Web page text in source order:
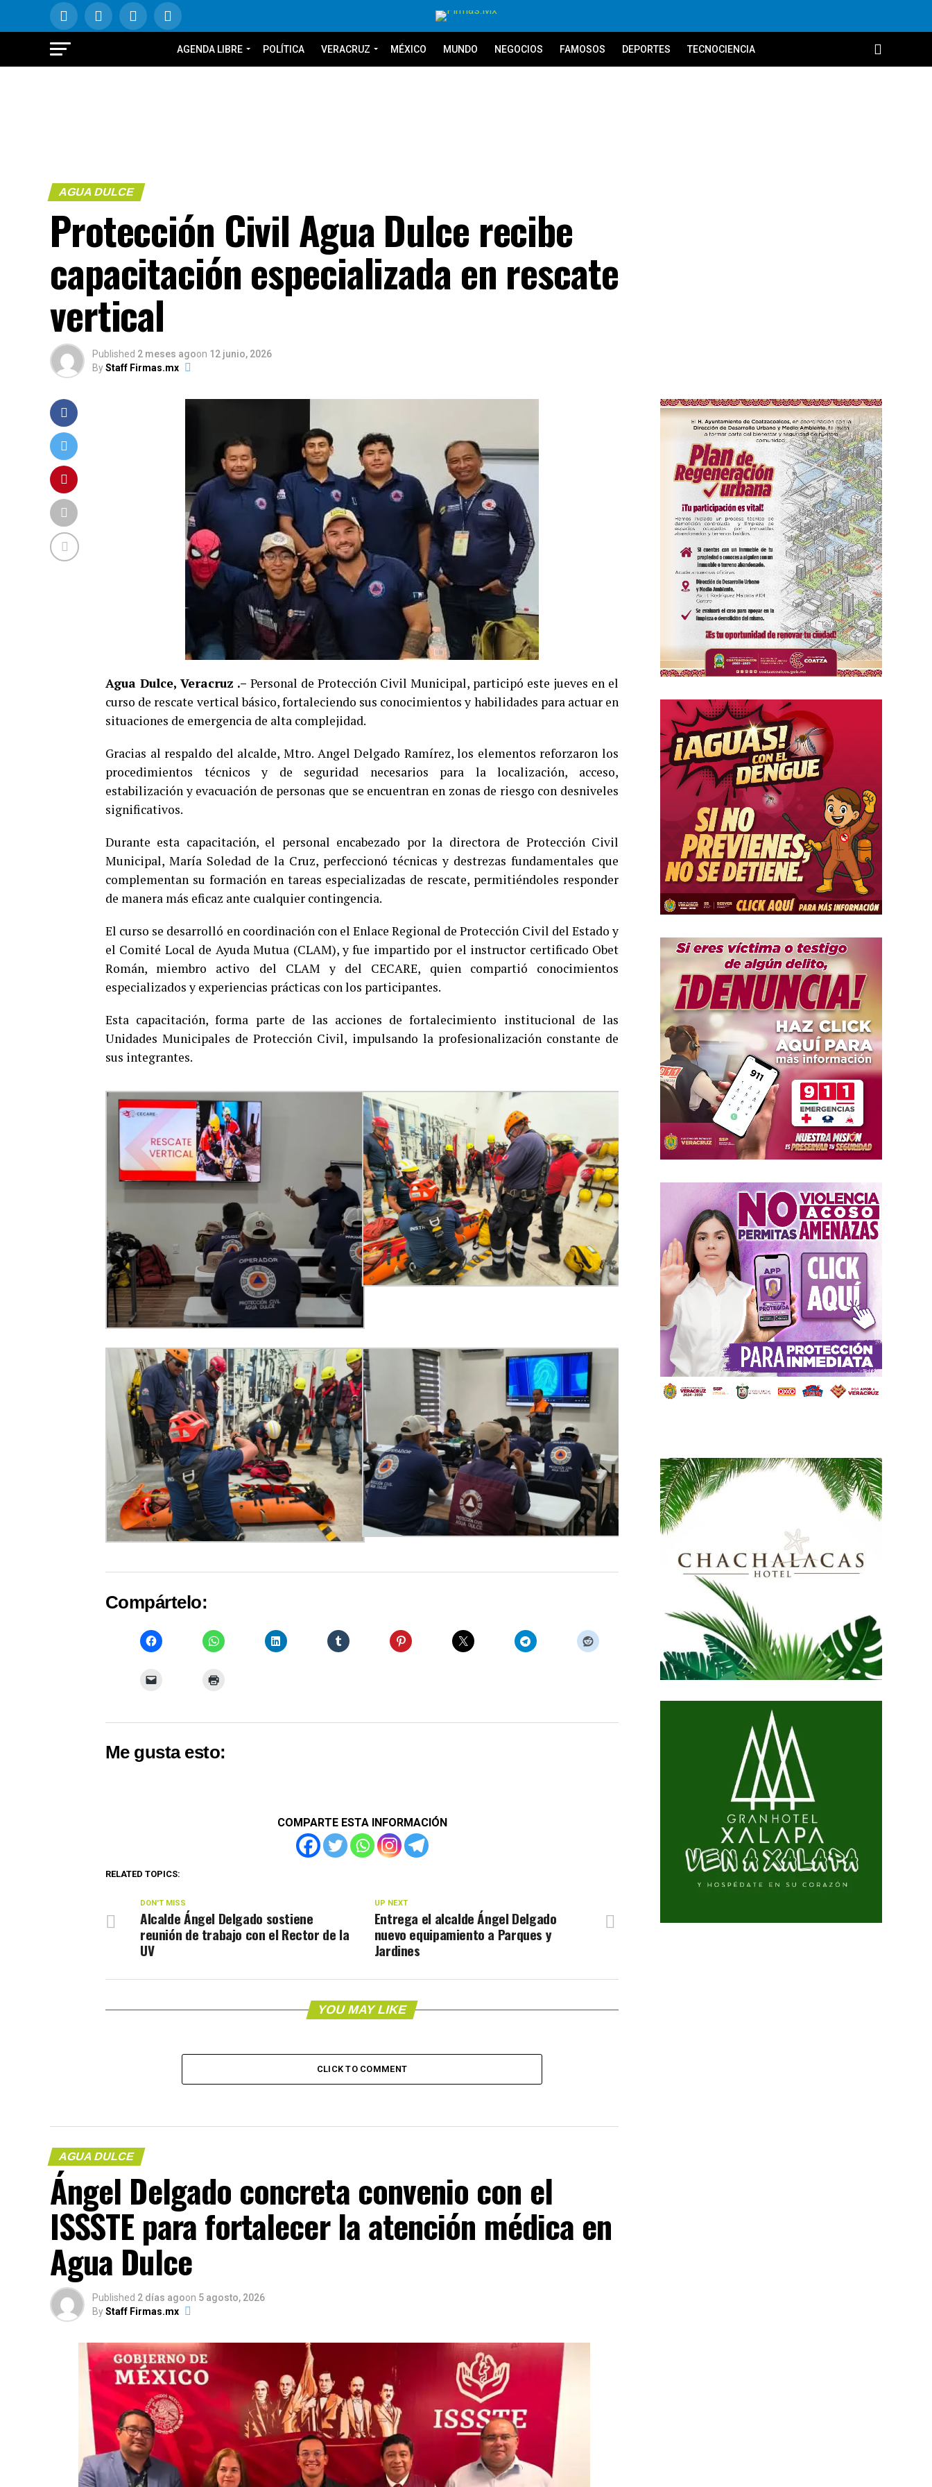
AGENDA LIBRE POLÍTICA VERACRUZ MÉXICO MUNDO NEGOCIOS FAMOSOS DEPORTES TECNOCIENCIA
AGUA DULCE
Protección Civil Agua Dulce recibe
capacitación especializada en rescate
vertical
Published 2 meses agoon 12 junio, 2026
ByStaff Firmas.mx
Agua Dulce, Veracruz .– Personal de Protección Civil Municipal, participó este jueves en el
curso de rescate vertical básico, fortaleciendo sus conocimientos y habilidades para actuar en
situaciones de emergencia de alta complejidad.
Gracias al respaldo del alcalde, Mtro. Angel Delgado Ramírez, los elementos reforzaron los
procedimientos técnicos y de seguridad necesarios para la localización, acceso,
estabilización y evacuación de personas que se encuentran en zonas de riesgo con desniveles
significativos.
Durante esta capacitación, el personal encabezado por la directora de Protección Civil
Municipal, María Soledad de la Cruz, perfeccionó técnicas y destrezas fundamentales que
complementan su formación en tareas especializadas de rescate, permitiéndoles responder
de manera más eficaz ante cualquier contingencia.
El curso se desarrolló en coordinación con el Enlace Regional de Protección Civil del Estado y
el Comité Local de Ayuda Mutua (CLAM), y fue impartido por el instructor certificado Obet
Román, miembro activo del CLAM y del CECARE, quien compartió conocimientos
especializados y experiencias prácticas con los participantes.
Esta capacitación, forma parte de las acciones de fortalecimiento institucional de las
Unidades Municipales de Protección Civil, impulsando la profesionalización constante de
sus integrantes.
Compártelo:
Me gusta esto:
COMPARTE ESTA INFORMACIÓN
RELATED TOPICS:
UP NEXT
Entrega el alcalde Ángel Delgado
nuevo equipamiento a Parques y
Jardines
DON'T MISS
Alcalde Ángel Delgado sostiene
reunión de trabajo con el Rector de la
UV
YOU MAY LIKE
CLICK TO COMMENT
AGUA DULCE
Ángel Delgado concreta convenio con el
ISSSTE para fortalecer la atención médica en
Agua Dulce
Published 2 días agoon 5 agosto, 2026
ByStaff Firmas.mx